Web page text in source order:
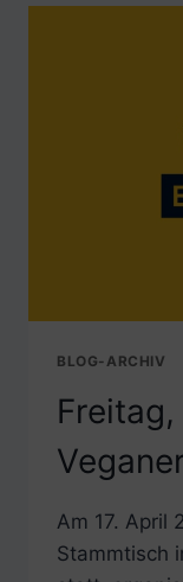
BLOG-ARCHIV
Am 17. April
Stammtisch